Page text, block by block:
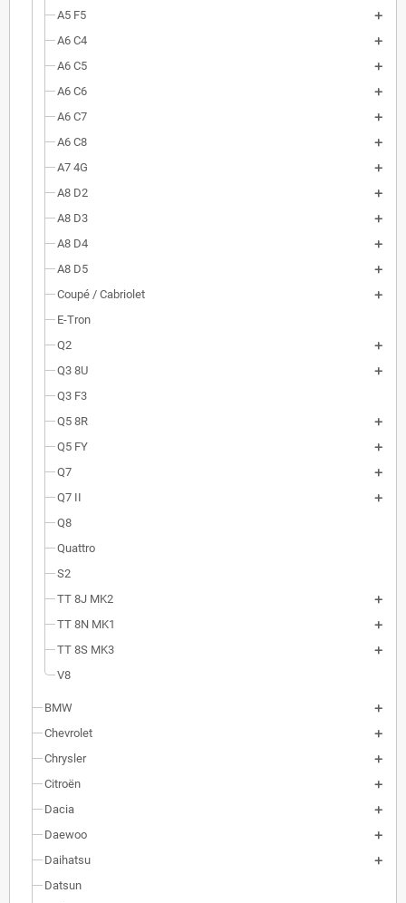
A5 F5
A6 C4
A6 C5
A6 C6
A6 C7
A6 C8
A7 4G
A8 D2
A8 D3
A8 D4
A8 D5
Coupé / Cabriolet
E-Tron
Q2
Q3 8U
Q3 F3
Q5 8R
Q5 FY
Q7
Q7 II
Q8
Quattro
S2
TT 8J MK2
TT 8N MK1
TT 8S MK3
V8
BMW
Chevrolet
Chrysler
Citroën
Dacia
Daewoo
Daihatsu
Datsun